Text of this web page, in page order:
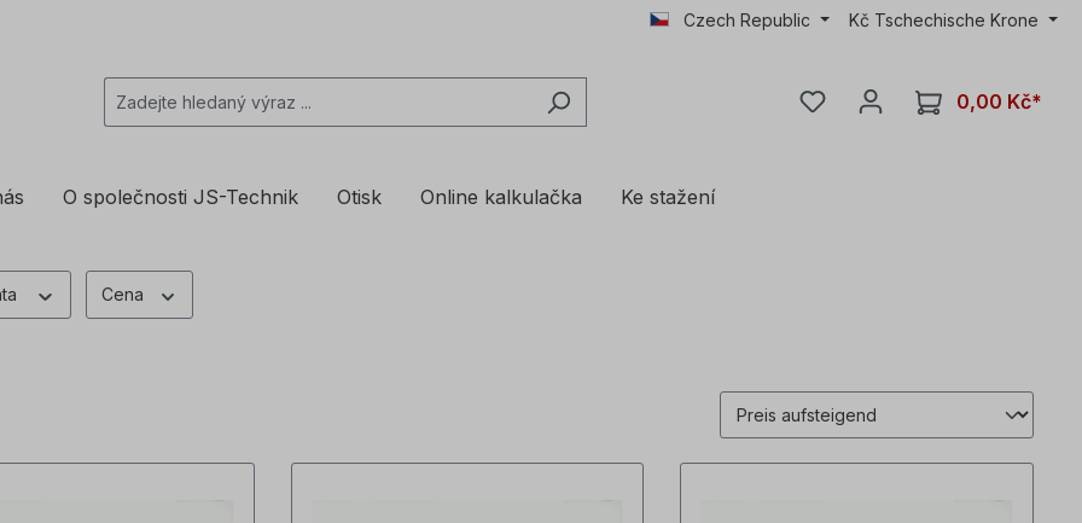
Czech Republic Kč Tschechische Krone
0,00 Kč*
O společnosti JS-Technik Otisk Online kalkulačka Ke stažení
Cena